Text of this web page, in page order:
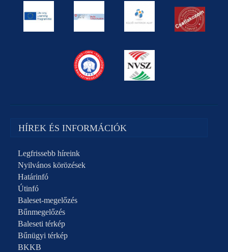
HÍREK ÉS INFORMÁCIÓK
Legfrissebb híreink
Nyilvános körözések
Határinfó
Útinfó
Baleset-megelőzés
Bűnmegelőzés
Baleseti térkép
Bűnügyi térkép
BKKB